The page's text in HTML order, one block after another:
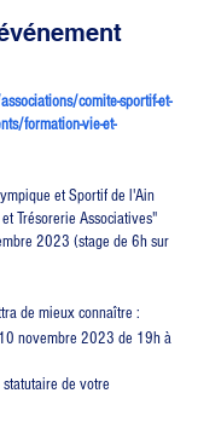
comite-sportif-et-
formation-vie-et-
et Sportif de l'Ain
Trésorerie Associatives"
2023 (stage de 6h sur
de mieux connaître :
novembre 2023 de 19h à
de votre